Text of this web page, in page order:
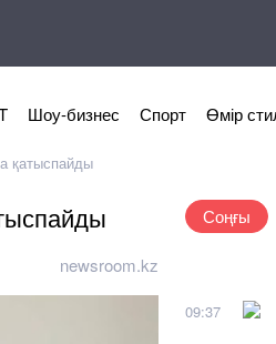
Шоу-бизнес Спорт Өмір
қатыспайды
newsroom.kz
Соңғы
09:37